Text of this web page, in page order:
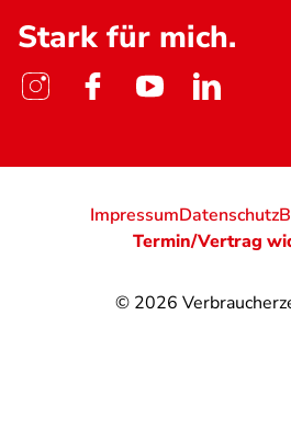
Stark für mich.
© 2026
ImpressumDatenschutz
Termin/Vertrag